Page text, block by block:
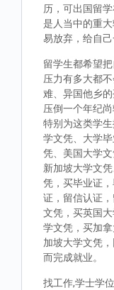
历，可出国留
是人当中的重
易放弃，给自
留学生都希望
压力有多大都
难、异国他乡
压倒一个年纪
特别为这类学
学文凭、大学
凭、美国大学
新加坡大学文
凭，买毕业证
证，留信认证
文凭，买英国
学文凭，买加
加坡大学文凭
而完成就业。
找工作,学士学